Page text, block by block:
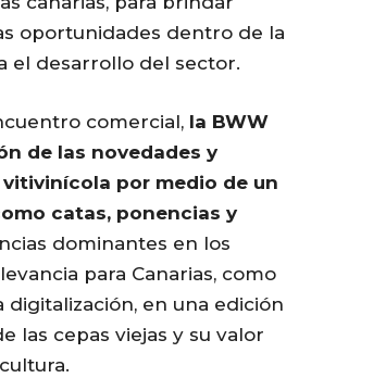
oportunidades dentro de la
el desarrollo del sector.
comercial, la BWW
de las novedades y
por medio de un
catas, ponencias y
dominantes en los
para Canarias, como
en una edición
las cepas viejas y su valor